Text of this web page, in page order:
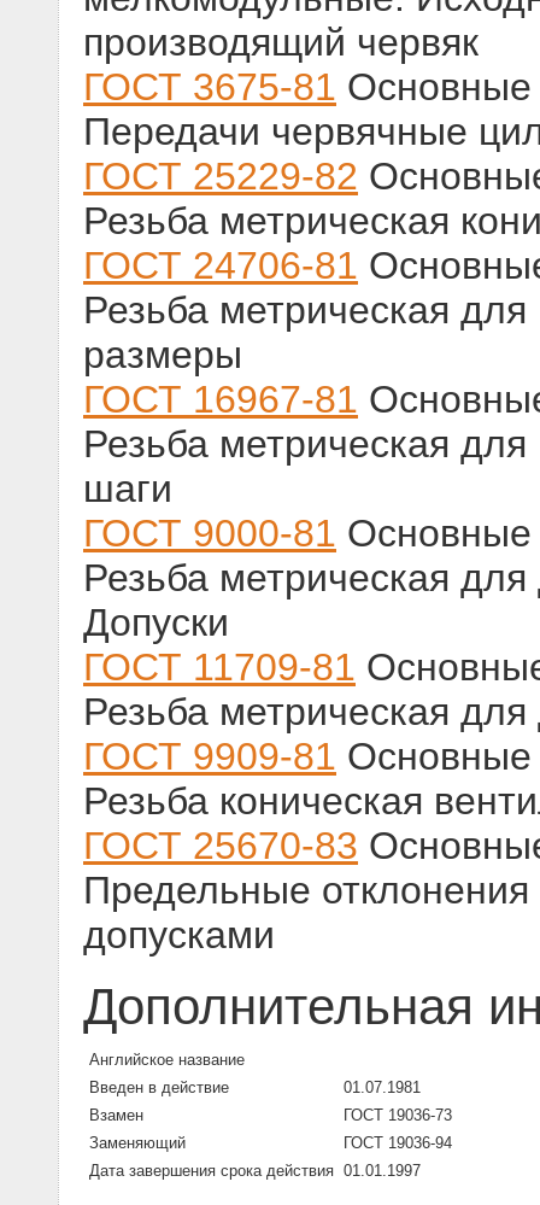
производящий червяк
ГОСТ 3675-81 Основные
Передачи червячные
ГОСТ 25229-82
Резьба метрическая
ГОСТ 24706-81
Резьба метрическая
размеры
ГОСТ 16967-81
Резьба метрическая
шаги
ГОСТ 9000-81 Основные
Резьба метрическая
Допуски
ГОСТ 11709-81
Резьба метрическая
ГОСТ 9909-81 Основные
Резьба коническая
ГОСТ 25670-83
Предельные
допусками
Дополнительная
Английское название
Введен в действие
01.07.1981
Взамен
ГОСТ 19036-73
Заменяющий
ГОСТ 19036-94
Дата завершения срока действия 01.01.1997